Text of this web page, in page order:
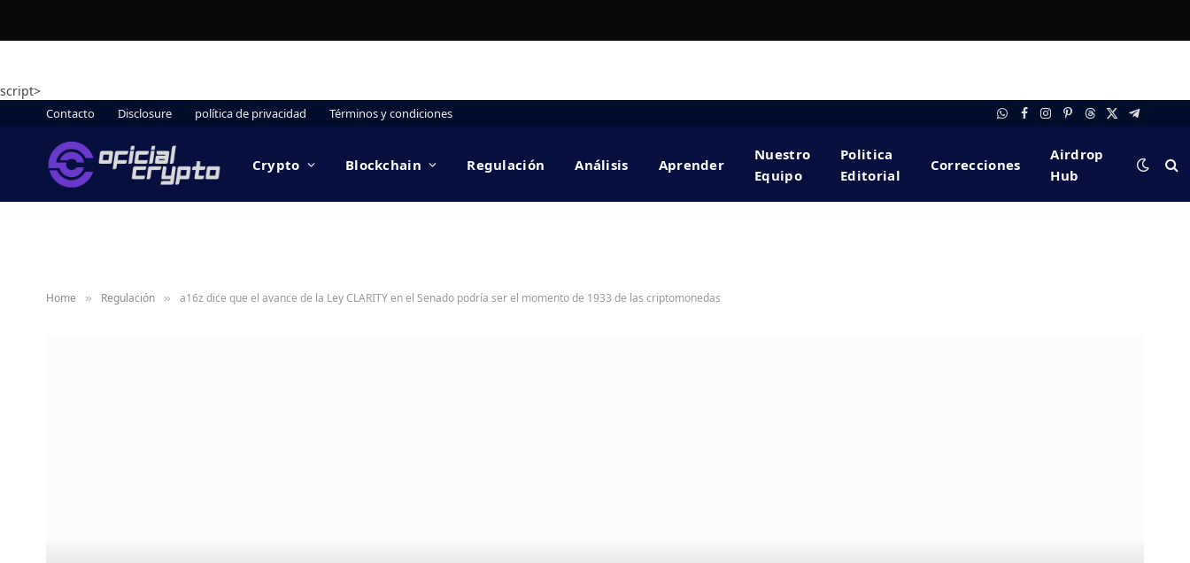
script>
Contacto Disclosure política de privacidad Términos y condiciones WhatsApp
FacebookInstagram
Pinterest
Threads
X
Telegram
Crypto Blockchain Regulación Análisis Aprender
Nuestro
Equipo
Politica
Editorial
Correcciones
Airdrop
Hub
Home » Regulación » a16z dice que el avance de la Ley CLARITY en el Senado podría ser el momento de 1933 de las criptomonedas